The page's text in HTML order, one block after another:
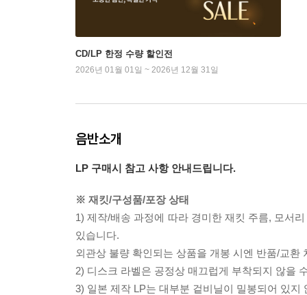
CD/LP 한정 수량 할인전
2026년 01월 01일 ~ 2026년 12월 31일
음반소개
LP 구매시 참고 사항 안내드립니다.
※ 재킷/구성품/포장 상태
1) 제작/배송 과정에 따라 경미한 재킷 주름, 모서
있습니다.
외관상 불량 확인되는 상품을 개봉 시엔 반품/교환
2) 디스크 라벨은 공정상 매끄럽게 부착되지 않을
3) 일본 제작 LP는 대부분 겉비닐이 밀봉되어 있지